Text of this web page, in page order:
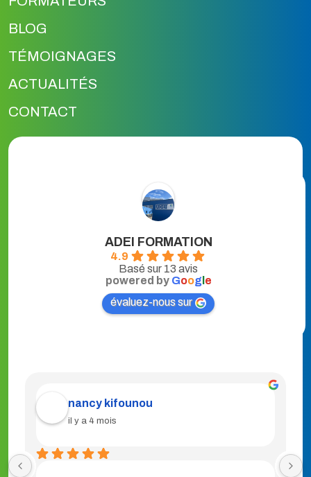
BLOG
TÉMOIGNAGES
ACTUALITÉS
CONTACT
ADEI FORMATION
4.9
Basé sur 13 avis
powered by Goog e
évaluez-nous sur
nancy kifounou
il y a 4 mois